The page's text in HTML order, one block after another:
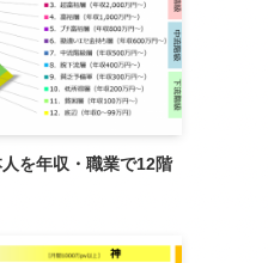
人を年収・職業で12階